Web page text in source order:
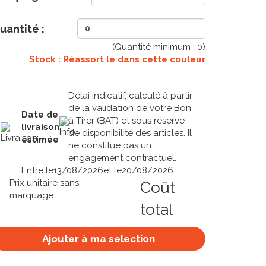
:
(Quantité minimum : 0)
Stock : Réassort le dans cette couleur
Date de
livraison
estimée
Délai indicatif, calculé à partir
de la validation de votre Bon
à Tirer (BAT) et sous réserve
de disponibilité des articles. Il
ne constitue pas un
engagement contractuel.
Entre le13/08/2026et le20/08/2026
Prix unitaire sans
marquage
Coût
total
Ajouter à ma selection